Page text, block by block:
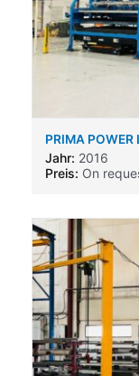
PRIMA
Jahr: 2016
Preis: On